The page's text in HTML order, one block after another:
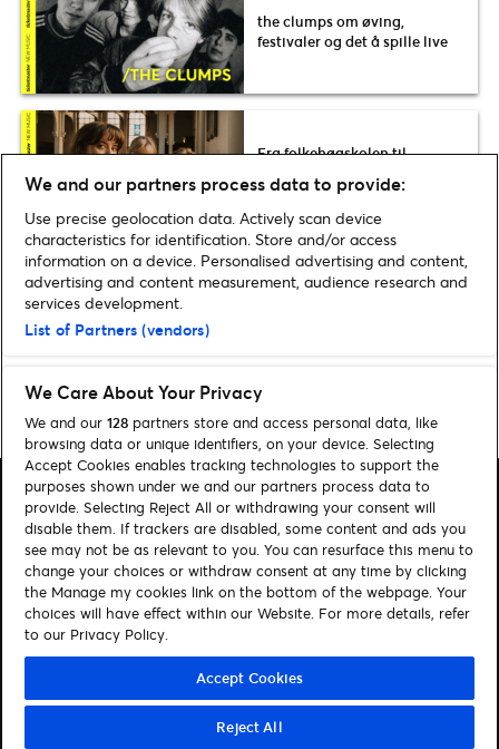
the clumps om øving,
festivaler og det å spille live
Fra folkehøgskolen til
møt trioen, ULD!
Oppdag konserter på
Ticketmaster mens du
Søk
Administrer mine cookies
Kontakt oss
Følg oss
We and our partners process data to provide:
Use precise geolocation data. Actively scan device
characteristics for identification. Store and/or access
information on a device. Personalised advertising and content,
advertising and content measurement, audience research and
services development.
List of Partners (vendors)
We Care About Your Privacy
We and our 128 partners store and access personal data, like
browsing data or unique identifiers, on your device. Selecting
Accept Cookies enables tracking technologies to support the
purposes shown under we and our partners process data to
provide. Selecting Reject All or withdrawing your consent will
disable them. If trackers are disabled, some content and ads you
see may not be as relevant to you. You can resurface this menu to
change your choices or withdraw consent at any time by clicking
the Manage my cookies link on the bottom of the webpage. Your
choices will have effect within our Website. For more details, refer
to our Privacy Policy.
Accept Cookies
Reject All